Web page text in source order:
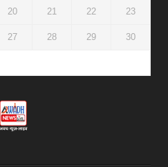
20 21 22 23
27 28 29 30